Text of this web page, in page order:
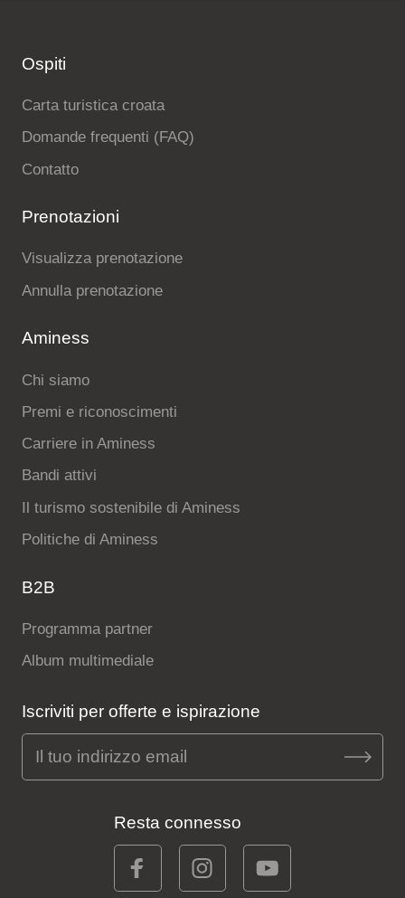
Ospiti
Carta turistica croata
Domande frequenti (FAQ)
Contatto
Prenotazioni
Visualizza prenotazione
Annulla prenotazione
Aminess
Chi siamo
Premi e riconoscimenti
Carriere in Aminess
Bandi attivi
Il turismo sostenibile di Aminess
Politiche di Aminess
B2B
Programma partner
Album multimediale
Iscriviti per offerte e ispirazione
Resta connesso